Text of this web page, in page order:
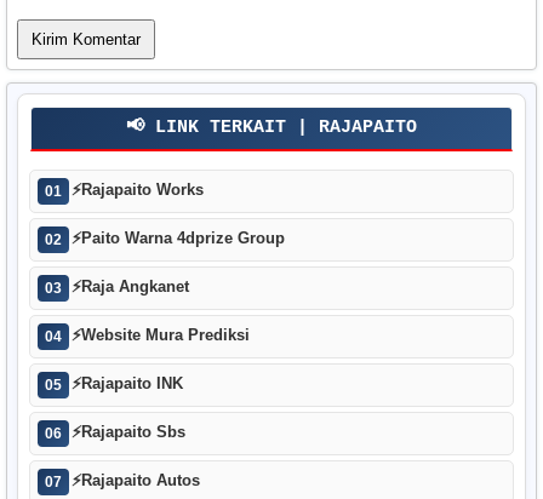
📢 LINK TERKAIT | RAJAPAITO
01 ⚡Rajapaito Works
02 ⚡Paito Warna 4dprize Group
03 ⚡Raja Angkanet
04 ⚡Website Mura Prediksi
05 ⚡Rajapaito INK
06 ⚡Rajapaito Sbs
07 ⚡Rajapaito Autos